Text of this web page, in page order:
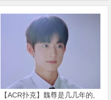
【ACR扑克】魏尊是几几年的,